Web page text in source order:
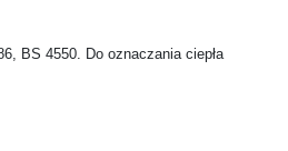
BS 4550. Do oznaczania ciepła